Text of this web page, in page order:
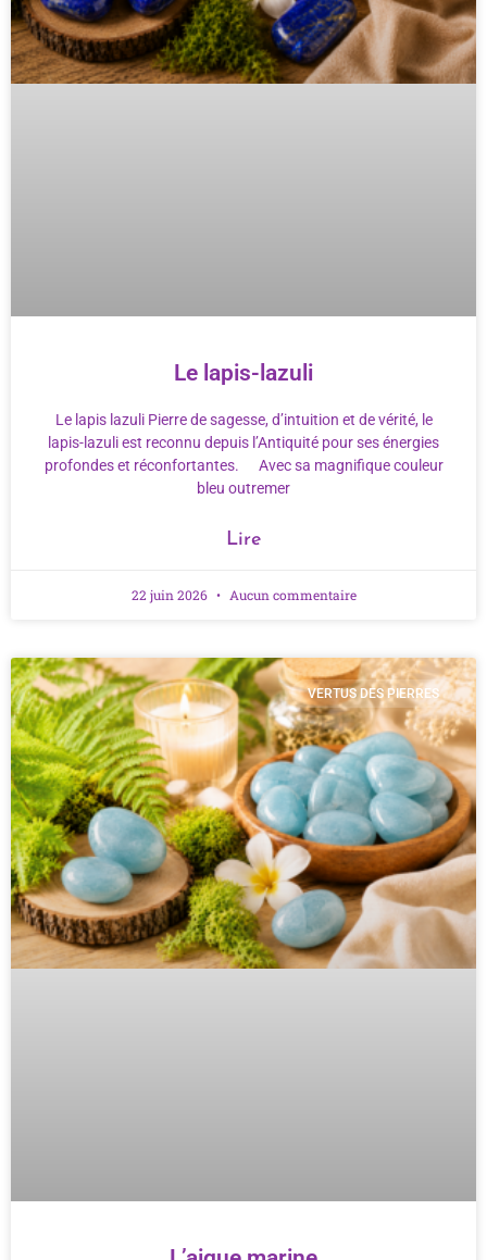
Le lapis-lazuli
Le lapis lazuli Pierre de sagesse, d’intuition et de vérité, le
lapis-lazuli est reconnu depuis l’Antiquité pour ses énergies
profondes et réconfortantes. Avec sa magnifique couleur
bleu outremer
Lire
22 juin 2026 Aucun commentaire
VERTUS DES PIERRES